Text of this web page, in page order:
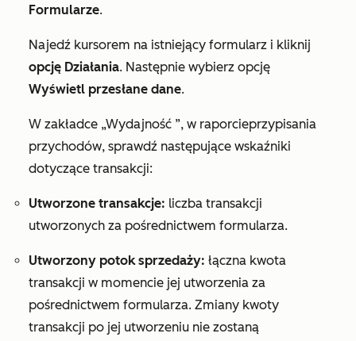
Formularze.
Najedź kursorem na istniejący formularz i kliknij
opcję Działania. Następnie wybierz opcję
Wyświetl przesłane dane.
W zakładce „Wydajność ”, w raporcieprzypisania
przychodów, sprawdź następujące wskaźniki
dotyczące transakcji:
Utworzone transakcje: liczba transakcji
utworzonych za pośrednictwem formularza.
Utworzony potok sprzedaży: łączna kwota
transakcji w momencie jej utworzenia za
pośrednictwem formularza. Zmiany kwoty
transakcji po jej utworzeniu nie zostaną